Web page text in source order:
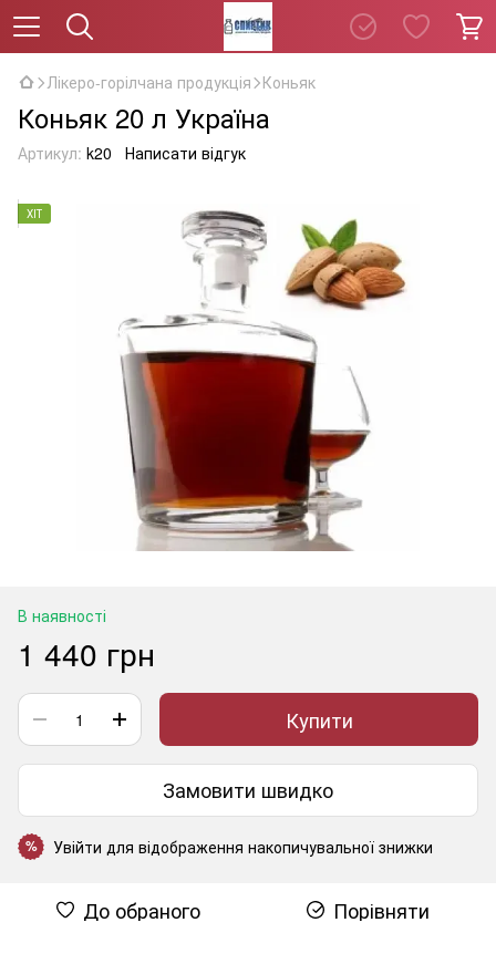
Лікеро-горілчана продукція Коньяк
Коньяк 20 л Україна
Артикул: k20 Написати відгук
ХІТ
В наявності
1 440 грн
Купити
Замовити швидко
% Увійти для відображення накопичувальної знижки
До обраного Порівняти